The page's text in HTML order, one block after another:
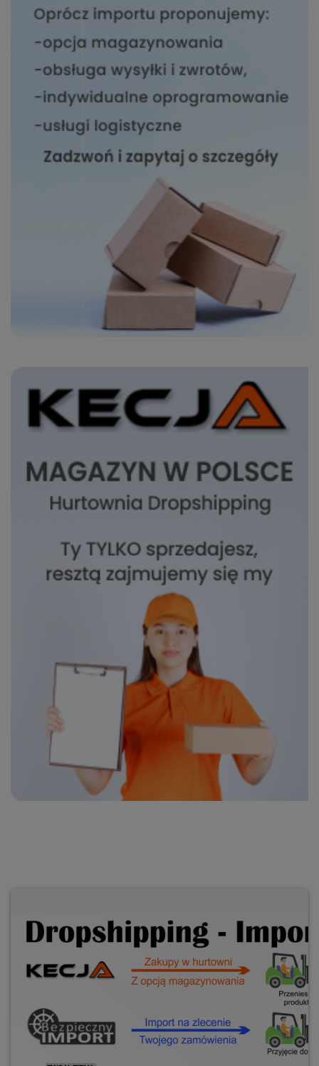
korzystania z plików Cookies w
swojej polityce prywatności w
związku z czym nie mamy
wpływu na prowadzoną przez
dostawców politykę
prywatności oraz
wykorzystywania przez nich
plików Cookies.
Wszelkie pytania oraz
wyznaczonego Inspektora
Ochrony Danych, pod adres
biuro@bezpiecznyimport.pl
+48 793 786 498